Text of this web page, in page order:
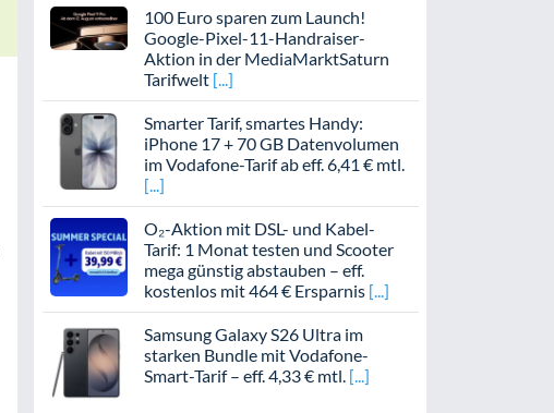
100 Euro sparen zum Launch!
Google-Pixel-11-Handraiser-
Aktion in der MediaMarktSaturn
Tarifwelt
Smarter Tarif, smartes Handy:
iPhone 17 + 70 GB Datenvolumen
im Vodafone-Tarif ab eff. 6,41 € mtl.
O₂-Aktion mit DSL- und Kabel-
Tarif: 1 Monat testen und Scooter
mega günstig abstauben – eff.
kostenlos mit 464 € Ersparnis
Samsung Galaxy S26 Ultra im
starken Bundle mit Vodafone-
Smart-Tarif – eff. 4,33 € mtl.